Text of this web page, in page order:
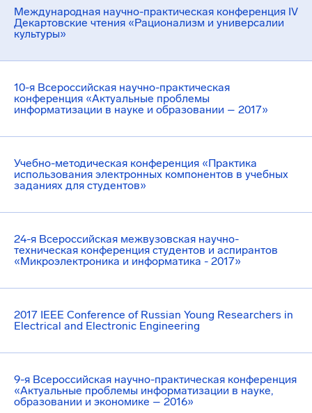
Международная научно-практическая конференция IV
Декартовские чтения «Рационализм и универсалии
культуры»
10-я Всероссийская научно-практическая
конференция «Актуальные проблемы
информатизации в науке и образовании – 2017»
Учебно-методическая конференция «Практика
использования электронных компонентов в учебных
заданиях для студентов»
24-я Всероссийская межвузовская научно-
техническая конференция студентов и аспирантов
«Микроэлектроника и информатика - 2017»
2017 IEEE Conference of Russian Young Researchers in
Electrical and Electronic Engineering
9-я Всероссийская научно-практическая конференция
«Актуальные проблемы информатизации в науке,
образовании и экономике – 2016»